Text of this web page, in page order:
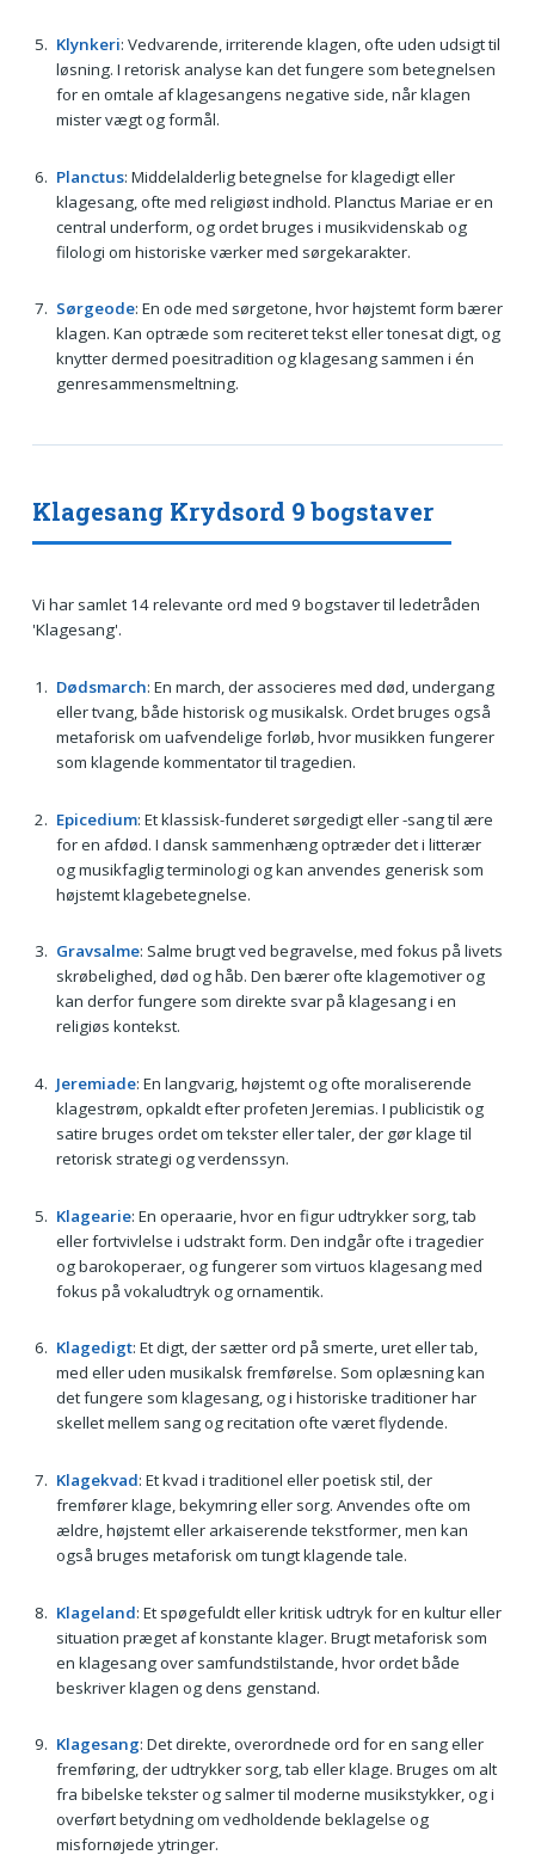
Klynkeri: Vedvaren­de, irriterende klagen, ofte uden udsigt til
løsning. I retorisk analyse kan det fungere som betegnelsen
for en omtale af klagesangens negative side, når klagen
mister vægt og formål.
Planctus: Middelalderlig betegnelse for klagedigt eller
klagesang, ofte med religiøst indhold. Planctus Mariae er en
central underform, og ordet bruges i musikvidenskab og
filologi om historiske værker med sørgekarakter.
Sørgeode: En ode med sørgetone, hvor højstemt form bærer
klagen. Kan optræde som reciteret tekst eller tonesat digt, og
knytter dermed poesitradition og klagesang sammen i én
genresammensmeltning.
Klagesang Krydsord 9 bogstaver
Vi har samlet 14 relevante ord med 9 bogstaver til ledetråden
'Klagesang'.
Dødsmarch: En march, der associeres med død, undergang
eller tvang, både historisk og musikalsk. Ordet bruges også
metaforisk om uafvendelige forløb, hvor musikken fungerer
som klagende kommentator til tragedien.
Epicedium: Et klassisk-funderet sørgedigt eller -sang til ære
for en afdød. I dansk sammenhæng optræder det i litterær
og musikfaglig terminologi og kan anvendes generisk som
højstemt klagebetegnelse.
Gravsalme: Salme brugt ved begravelse, med fokus på livets
skrøbelighed, død og håb. Den bærer ofte klagemotiver og
kan derfor fungere som direkte svar på klagesang i en
religiøs kontekst.
Jeremiade: En langvarig, højstemt og ofte moraliserende
klagestrøm, opkaldt efter profeten Jeremias. I publicistik og
satire bruges ordet om tekster eller taler, der gør klage til
retorisk strategi og verdenssyn.
Klagearie: En operaarie, hvor en figur udtrykker sorg, tab
eller fortvivlelse i udstrakt form. Den indgår ofte i tragedier
og barokoperaer, og fungerer som virtuos klagesang med
fokus på vokaludtryk og ornamentik.
Klagedigt: Et digt, der sætter ord på smerte, uret eller tab,
med eller uden musikalsk fremførelse. Som oplæsning kan
det fungere som klagesang, og i historiske traditioner har
skellet mellem sang og recitation ofte været flydende.
Klagekvad: Et kvad i traditionel eller poetisk stil, der
fremfører klage, bekymring eller sorg. Anvendes ofte om
ældre, højstemt eller arkaiserende tekstformer, men kan
også bruges metaforisk om tungt klagende tale.
Klageland: Et spøgefuldt eller kritisk udtryk for en kultur eller
situation præget af konstante klager. Brugt metaforisk som
en klagesang over samfundstilstande, hvor ordet både
beskriver klagen og dens genstand.
Klagesang: Det direkte, overordnede ord for en sang eller
fremføring, der udtrykker sorg, tab eller klage. Bruges om alt
fra bibelske tekster og salmer til moderne musikstykker, og i
overført betydning om vedholdende beklagelse og
misfornøjede ytringer.